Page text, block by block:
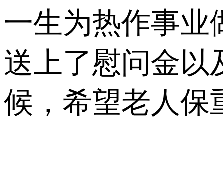
一生为热作事业
送上了慰问金以
候，希望老人保